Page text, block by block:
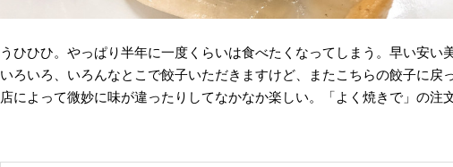
うひひひ。やっぱり半年に一度くらいは食べたくなってしまう。早い安い
いろいろ、いろんなとこで餃子いただきますけど、またこちらの餃子に戻
店によって微妙に味が違ったりしてなかなか楽しい。「よく焼きで」の注